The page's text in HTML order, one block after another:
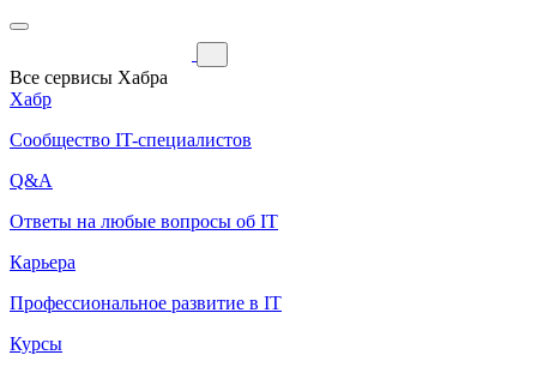
Все сервисы Хабра
Хабр
Сообщество IT-специалистов
Q&A
Ответы на любые вопросы об IT
Карьера
Профессиональное развитие в IT
Курсы